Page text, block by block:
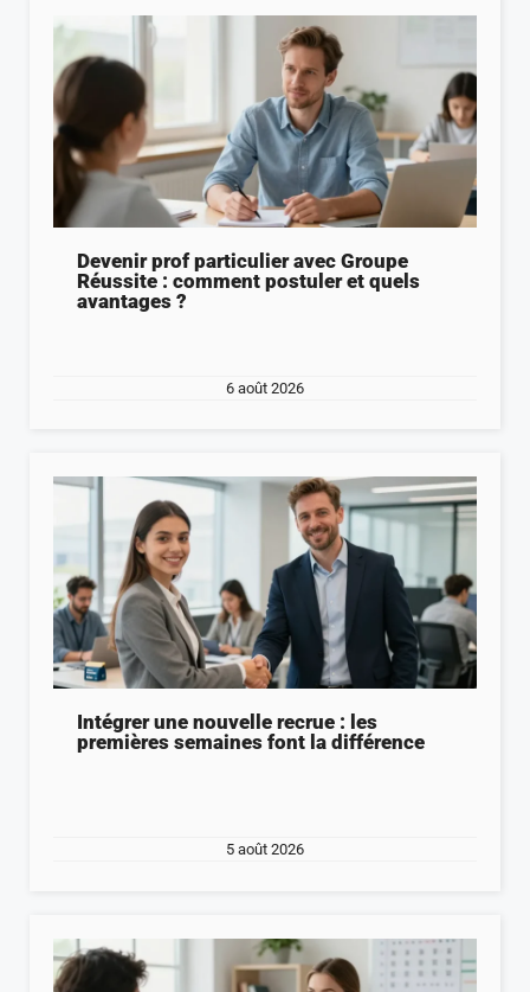
Devenir prof particulier avec Groupe
Réussite : comment postuler et quels
avantages ?
6 août 2026
Intégrer une nouvelle recrue : les
premières semaines font la différence
5 août 2026